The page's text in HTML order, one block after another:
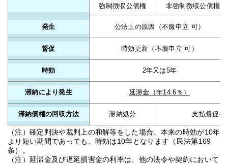
強制徴収公債権 非強制徴収公債権
発生 公法上の原因（不服申立 可）
督促 時効更新（不服申立 可）
時効 2年又は5年
滞納により発生 延滞金（年14.6％）
滞納債権の回収方法 滞納処分 支払督促や
（注）確定判決や裁判上の和解等をした場合、本来の時効が10年
より短い期間であっても、時効は10年となります（民法第169
条）。
（注）延滞金及び遅延損害金の利率は、他の法令や契約において